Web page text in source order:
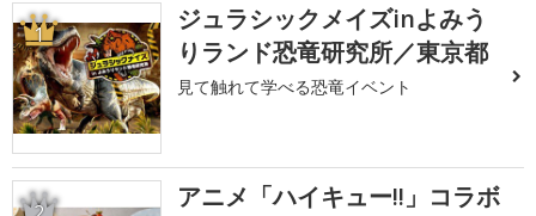
1
ジュラシックメイズinよみう
りランド恐竜研究所／東京都
見て触れて学べる恐竜イベント
アニメ「ハイキュー!!」コラボ